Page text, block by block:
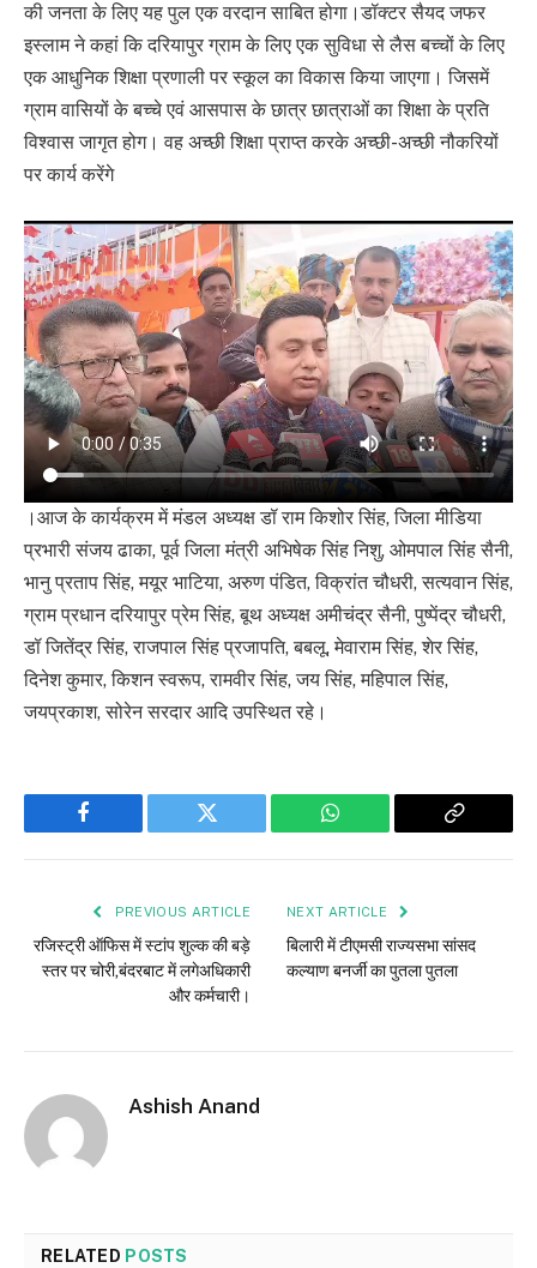
की जनता के लिए यह पुल एक वरदान साबित होगा।डॉक्टर सैयद जफर
इस्लाम ने कहां कि दरियापुर ग्राम के लिए एक सुविधा से लैस बच्चों के लिए
एक आधुनिक शिक्षा प्रणाली पर स्कूल का विकास किया जाएगा। जिसमें
ग्राम वासियों के बच्चे एवं आसपास के छात्र छात्राओं का शिक्षा के प्रति
विश्वास जागृत होग। वह अच्छी शिक्षा प्राप्त करके अच्छी-अच्छी नौकरियों
पर कार्य करेंगे
।आज के कार्यक्रम में मंडल अध्यक्ष डॉ राम किशोर सिंह, जिला मीडिया
प्रभारी संजय ढाका, पूर्व जिला मंत्री अभिषेक सिंह निशु, ओमपाल सिंह सैनी,
भानु प्रताप सिंह, मयूर भाटिया, अरुण पंडित, विक्रांत चौधरी, सत्यवान सिंह,
ग्राम प्रधान दरियापुर प्रेम सिंह, बूथ अध्यक्ष अमीचंद्र सैनी, पुष्पेंद्र चौधरी,
डॉ जितेंद्र सिंह, राजपाल सिंह प्रजापति, बबलू, मेवाराम सिंह, शेर सिंह,
दिनेश कुमार, किशन स्वरूप, रामवीर सिंह, जय सिंह, महिपाल सिंह,
जयप्रकाश, सोरेन सरदार आदि उपस्थित रहे।
Facebook Twitter WhatsApp
Copy
PREVIOUS ARTICLE
रजिस्ट्री ऑफिस में स्टांप शुल्क की बड़े
स्तर पर चोरी,बंदरबाट में लगेअधिकारी
और कर्मचारी।
NEXT ARTICLE
बिलारी में टीएमसी राज्यसभा सांसद
कल्याण बनर्जी का पुतला पुतला
Ashish Anand
RELATED POSTS